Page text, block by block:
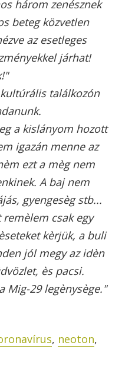
három zenésznek
beteg közvetlen
az esetleges
járhat!
találkozón
a kislányom hozott
igazán menne az
ezt a mèg nem
A baj nem
gyengesèg stb...
csak egy
kèrjük, a buli
jól megy az idèn
ès pacsi.
Mig-29 legènysège."
, neoton,